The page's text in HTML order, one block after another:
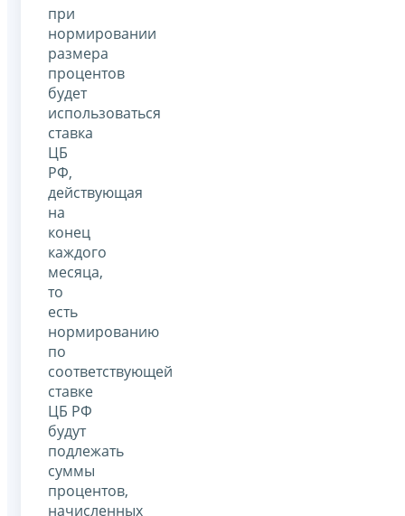
при
нормировании
размера
процентов
будет
использоваться
ставка
ЦБ
РФ,
действующая
на
конец
каждого
месяца,
то
есть
нормированию
по
соответствующей
ставке
ЦБ РФ
будут
подлежать
суммы
процентов,
начисленных